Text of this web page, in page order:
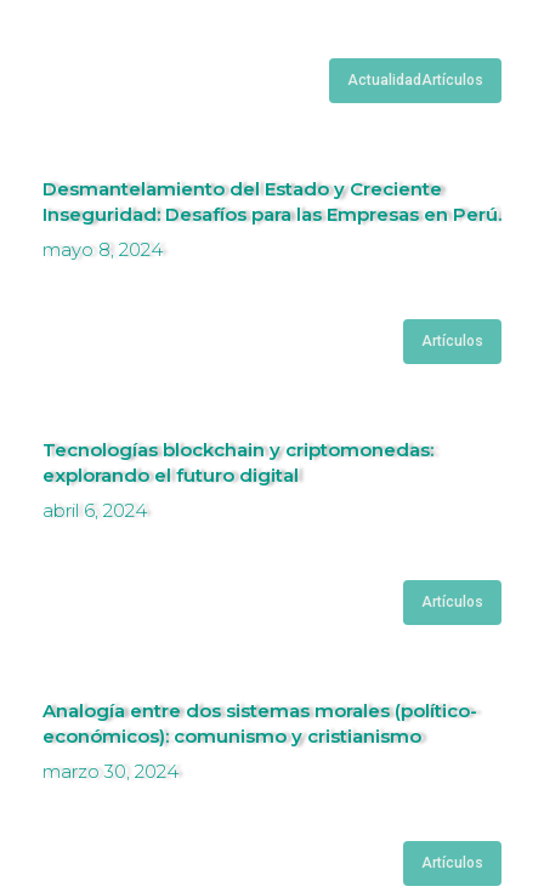
ActualidadArtículos
Desmantelamiento del Estado y Creciente
Inseguridad: Desafíos para las Empresas en Perú.
mayo 8, 2024
Artículos
Tecnologías blockchain y criptomonedas:
explorando el futuro digital
abril 6, 2024
Artículos
Analogía entre dos sistemas morales (político-
económicos): comunismo y cristianismo
marzo 30, 2024
Artículos